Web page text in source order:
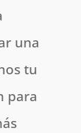
una
tu
para